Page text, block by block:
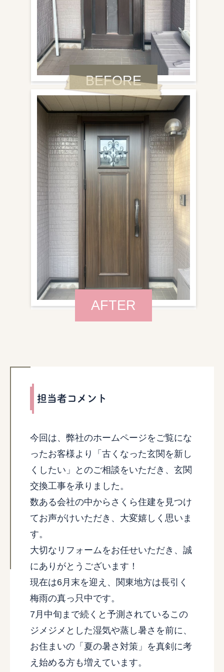
BEFORE
AFTER
担当者コメント
今回は、弊社のホームページをご覧にな
ったお客様より「古くなった玄関を新し
くしたい」とのご相談をいただき、玄関
交換工事を承りました。
数ある会社の中からさくら住建を見つけ
てお声がけいただき、大変嬉しく思いま
す。
大切なリフォームをお任せいただき、誠
にありがとうございます！
現在は6月末を迎え、関東地方は長引く
梅雨の真っ只中です。
7月中旬まで続くと予測されているこの
ジメジメとした湿気や蒸し暑さを前に、
お住まいの「夏の暑さ対策」を真剣に考
え始める方も増えています。